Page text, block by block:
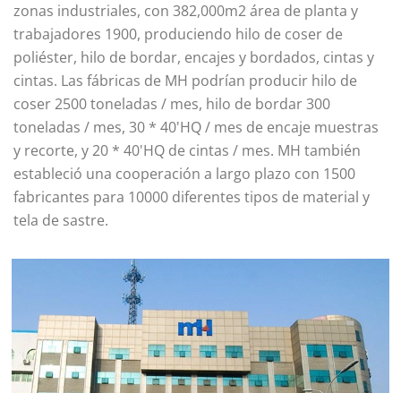
zonas industriales, con 382,000m2 área de planta y
trabajadores 1900, produciendo hilo de coser de
poliéster, hilo de bordar, encajes y bordados, cintas y
cintas. Las fábricas de MH podrían producir hilo de
coser 2500 toneladas / mes, hilo de bordar 300
toneladas / mes, 30 * 40'HQ / mes de encaje muestras
y recorte, y 20 * 40'HQ de cintas / mes. MH también
estableció una cooperación a largo plazo con 1500
fabricantes para 10000 diferentes tipos de material y
tela de sastre.